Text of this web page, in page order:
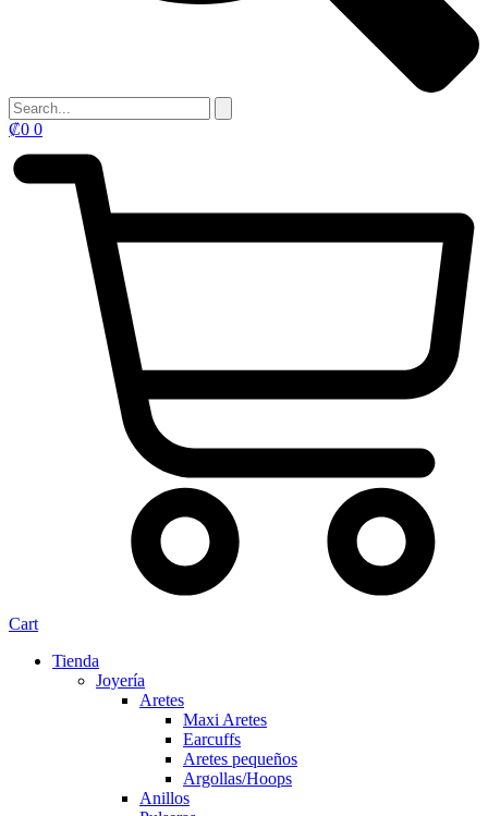
₡0 0
Cart
Tienda
Joyería
Aretes
Maxi Aretes
Earcuffs
Aretes pequeños
Argollas/Hoops
Anillos